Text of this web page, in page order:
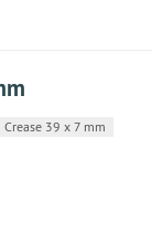
39 x 7 mm